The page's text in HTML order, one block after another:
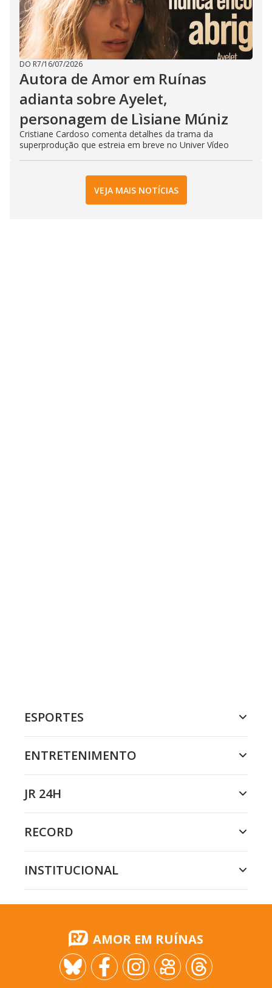
DO R7/16/07/2026
Autora de Amor em Ruínas
adianta sobre Ayelet,
personagem de Lìsiane Múniz
Cristiane Cardoso comenta detalhes da trama da
superprodução que estreia em breve no Univer Vídeo
VEJA MAIS NOTÍCIAS
ESPORTES
ENTRETENIMENTO
JR 24H
RECORD
INSTITUCIONAL
AMOR EM RUÍNAS